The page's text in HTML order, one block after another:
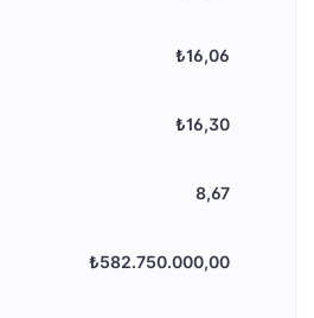
₺16,06
₺16,30
8,67
₺582.750.000,00